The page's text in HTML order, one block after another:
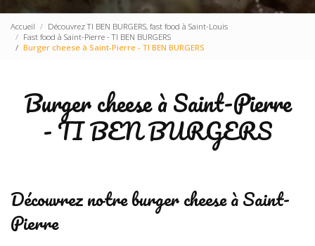
Accueil
Découvrez TI BEN BURGERS, fast food à Saint-Louis
Fast food à Saint-Pierre - TI BEN BURGERS
Burger cheese à Saint-Pierre - TI BEN BURGERS
Burger cheese à Saint-Pierre
- TI BEN BURGERS
Découvrez notre burger cheese à Saint-
Pierre